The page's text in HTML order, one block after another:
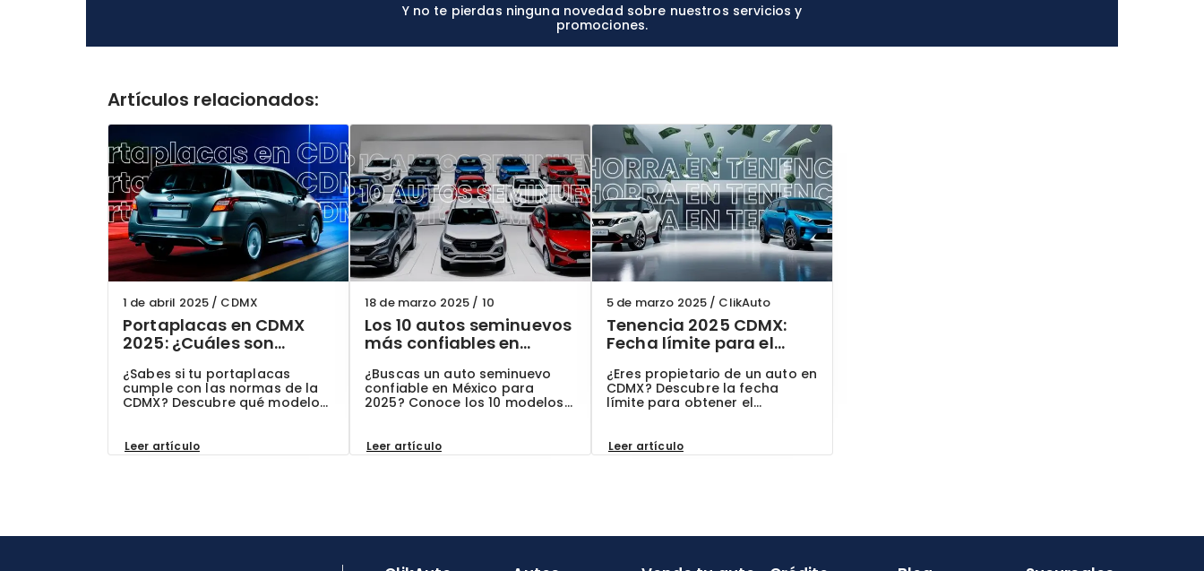
Y no te pierdas ninguna novedad sobre nuestros servicios y
promociones.
Artículos relacionados:
1 de abril 2025 / CDMX
Portaplacas en CDMX
2025: ¿Cuáles son
evitar multas?
¿Sabes si tu portaplacas
cumple con las normas de la
CDMX? Descubre qué modelos
$2,500 MXN y por qué elegir
autos seminuevos con
Leer artículo
18 de marzo 2025 / 10
Los 10 autos seminuevos
más confiables en
actualizada
¿Buscas un auto seminuevo
confiable en México para
2025? Conoce los 10 modelos
mejor opción para ti. ¡En
ClikAuto, te ofrecemos
Leer artículo
5 de marzo 2025 / ClikAuto
Tenencia 2025 CDMX:
Fecha límite para el
ahorrar
¿Eres propietario de un auto en
CDMX? Descubre la fecha
límite para obtener el
ayudamos a mantener tu auto
en regla.
Leer artículo